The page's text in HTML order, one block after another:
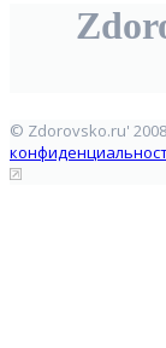
© Zdorovsko.ru'